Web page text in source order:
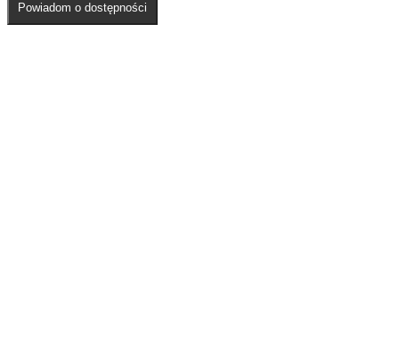
Powiadom o dostępności